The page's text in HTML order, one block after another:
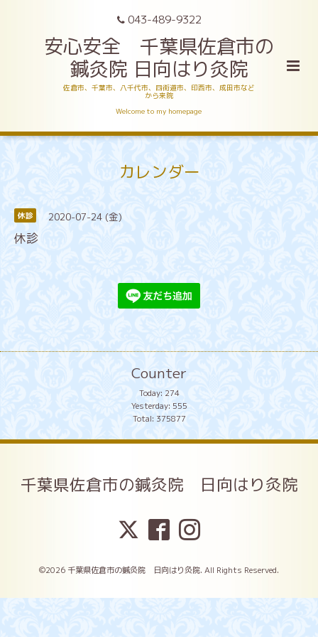
043-489-9322
安心安全 千葉県佐倉市の
鍼灸院 日向はり灸院
佐倉市、千葉市、八千代市、四街道市、印西市、成田市など
から来院
Welcome to my homepage
カレンダー
休診 2020-07-24 (金)
休診
Counter
Today: 274
Yesterday: 555
Total: 375877
千葉県佐倉市の鍼灸院 日向はり灸院
©2026 千葉県佐倉市の鍼灸院 日向はり灸院. All Rights Reserved.